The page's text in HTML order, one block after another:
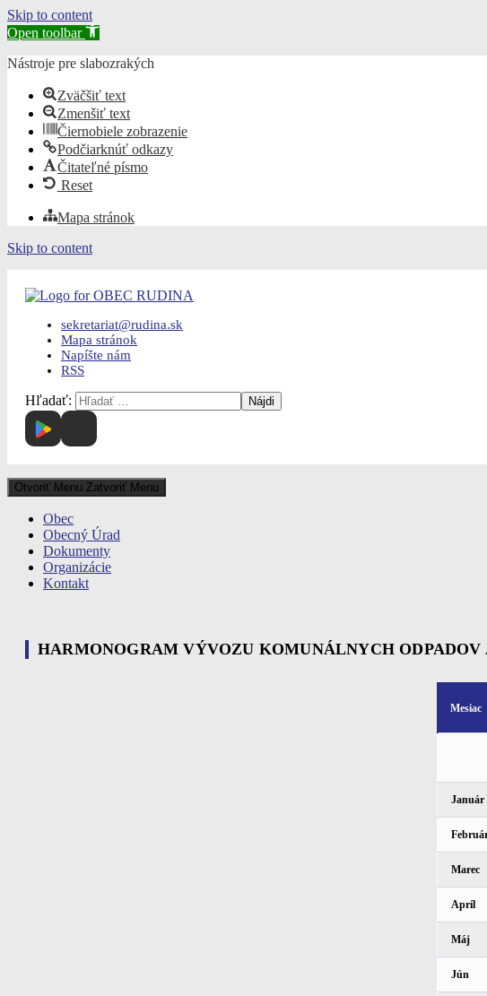
Skip to content
Open toolbar
Nástroje pre slabozrakých
Zväčšiť text
Zmenšiť text
Čiernobiele zobrazenie
Podčiarknúť odkazy
Čitateľné písmo
Reset
Mapa stránok
Skip to content
sekretariat@rudina.sk
Mapa stránok
Napíšte nám
RSS
Hľadať:
Otvoriť Menu Zatvoriť Menu
Obec
Obecný Úrad
Dokumenty
Organizácie
Kontakt
HARMONOGRAM VÝVOZU KOMUNÁLNYCH ODPADOV
Mesiac
Január
Marec
Apríl
Máj
Jún